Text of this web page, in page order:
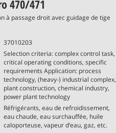
470/471
à passage droit avec guidage de tige
37010203
Selection criteria: complex control task,
critical operating conditions, specific
requirements Application: process
technology, (heavy-) industrial complex,
plant construction, chemical industry,
power plant technology
Réfrigérants, eau de refroidissement,
eau chaude, eau surchauffée, huile
caloporteuse, vapeur d‘eau, gaz, etc.